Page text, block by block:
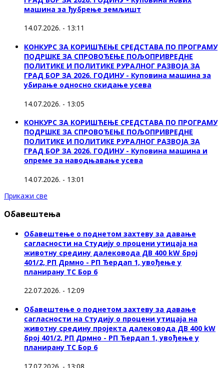
машина за ђубрење земљишт
14.07.2026. - 13:11
КОНКУРС ЗА КОРИШЋЕЊЕ СРЕДСТАВА ПО ПРОГРАМУ
ПОДРШКЕ ЗА СПРОВОЂЕЊЕ ПОЉОПРИВРЕДНЕ
ПОЛИТИКЕ И ПОЛИТИКЕ РУРАЛНОГ РАЗВОЈА ЗА
ГРАД БОР ЗА 2026. ГОДИНУ - Куповинa машина за
убирање односно скидање усева
14.07.2026. - 13:05
КОНКУРС ЗА КОРИШЋЕЊЕ СРЕДСТАВА ПО ПРОГРАМУ
ПОДРШКЕ ЗА СПРОВОЂЕЊЕ ПОЉОПРИВРЕДНЕ
ПОЛИТИКЕ И ПОЛИТИКЕ РУРАЛНОГ РАЗВОЈА ЗА
ГРАД БОР ЗА 2026. ГОДИНУ - Куповина машина и
опреме за наводњавање усева
14.07.2026. - 13:01
Прикажи све
Обавештења
Обавештење о поднетом захтеву за давање
сагласности на Студију о процени утицаја на
животну средину далековода ДВ 400 kW број
401/2, РП Дрмно - РП Ђердап 1, увођење у
планирану ТС Бор 6
22.07.2026. - 12:09
Обавештење о поднетом захтеву за давање
сагласности на Студију о процени утицаја на
животну средину пројекта далековода ДВ 400 kW
број 401/2, РП Дрмно - РП Ђердап 1, увођење у
планирану ТС Бор 6
17.07.2026. - 13:08